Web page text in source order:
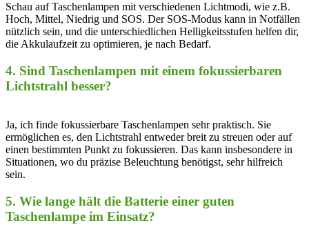
Schau auf Taschenlampen mit verschiedenen Lichtmodi, wie z.B.⁤
Hoch, Mittel, Niedrig und SOS. Der SOS-Modus ⁣kann in Notfällen
nützlich sein, und die unterschiedlichen ‍Helligkeitsstufen helfen dir,
die Akkulaufzeit zu optimieren, je ⁤nach Bedarf.
4. Sind Taschenlampen mit einem fokussierbaren
Lichtstrahl besser?
Ja, ich⁤ finde fokussierbare Taschenlampen ⁢sehr‍ praktisch. ‍Sie
ermöglichen ‌es, den Lichtstrahl entweder breit zu streuen oder auf
einen bestimmten Punkt​ zu fokussieren. Das kann ⁣insbesondere in
Situationen, wo du präzise⁣ Beleuchtung ⁣benötigst, sehr ⁢hilfreich
sein.
5. Wie lange hält⁣ die Batterie einer guten
Taschenlampe im‌ Einsatz?